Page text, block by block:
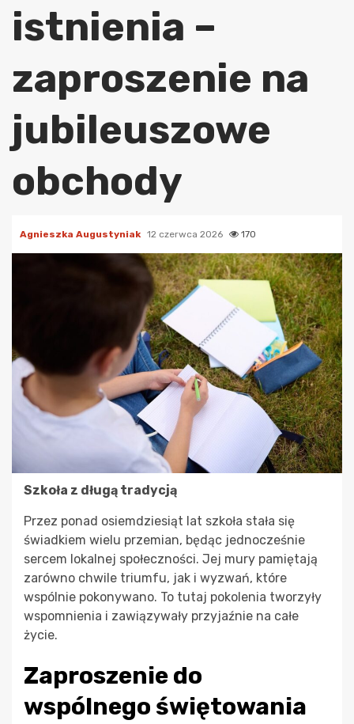
istnienia –
zaproszenie na
jubileuszowe
obchody
Agnieszka Augustyniak 12 czerwca 2026 170
Szkoła z długą tradycją
Przez ponad osiemdziesiąt lat szkoła stała się
świadkiem wielu przemian, będąc jednocześnie
sercem lokalnej społeczności. Jej mury pamiętają
zarówno chwile triumfu, jak i wyzwań, które
wspólnie pokonywano. To tutaj pokolenia tworzyły
wspomnienia i zawiązywały przyjaźnie na całe
życie.
Zaproszenie do
wspólnego świętowania